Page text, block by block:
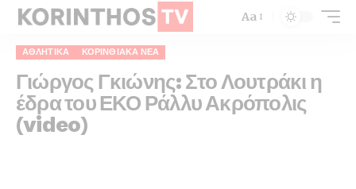
Aa
ΑΘΛΗΤΙΚΑ ΚΟΡΙΝΘΙΑΚΆ ΝΈΑ
Γιώργος Γκιώνης: Στο Λουτράκι η
έδρα του ΕΚΟ Ράλλυ Ακρόπολις
(video)